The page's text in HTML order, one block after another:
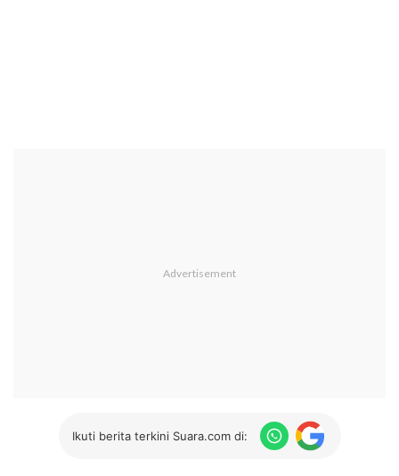
Ikuti berita terkini Suara.com di: